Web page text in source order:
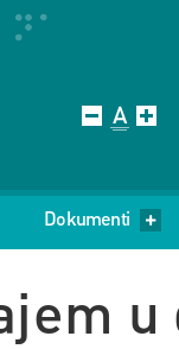
Dokumenti